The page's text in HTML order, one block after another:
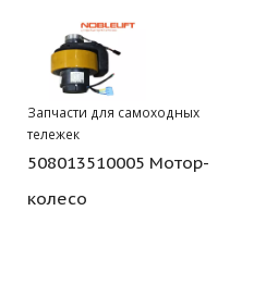
Запчасти для самоходных
тележек
508013510005 Мотор-
колесо